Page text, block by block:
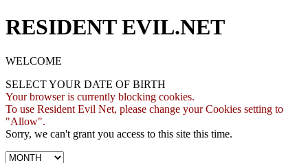
RESIDENT EVIL.NET
WELCOME
SELECT YOUR DATE OF BIRTH
Your browser is currently blocking cookies.
To use Resident Evil Net, please change your Cookies setting to
"Allow".
Sorry, we can't grant you access to this site this time.